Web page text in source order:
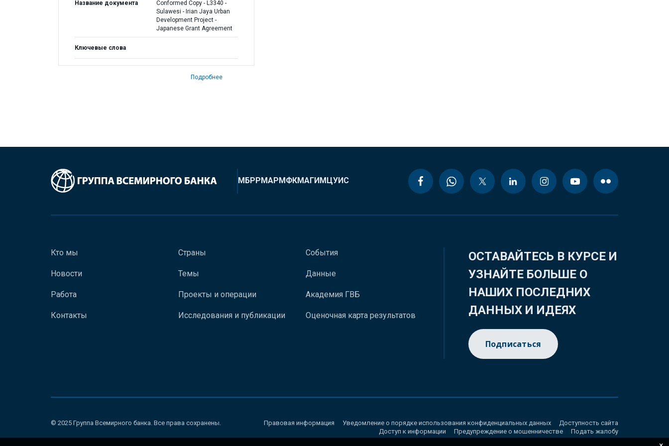
Название документа
Conformed Copy - L3340 -
Sulawesi - Irian Jaya Urban
Development Project -
Japanese Grant Agreement
Ключевые слова
Подробнее
МБРРМАРМФКМАГИМЦУИС
Кто мы
Новости
Работа
Контакты
Страны
Темы
Проекты и операции
Исследования и публикации
События
Данные
Академия ГВБ
Оценочная карта результатов
ОСТАВАЙТЕСЬ В КУРСЕ И
УЗНАЙТЕ БОЛЬШЕ О
НАШИХ ПОСЛЕДНИХ
ДАННЫХ И ИДЕЯХ
Подписаться
© 2025 Группа Всемирного банка. Все права сохранены. Правовая информация Уведомление о порядке использования конфиденциальных данных
Доступность сайта
Доступ к информации
Предупреждение о мошенничестве Подать жалобу